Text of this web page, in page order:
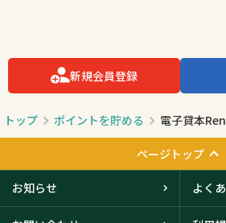
新規会員登録
トップ ポイントを貯める 電子貸本
ページトップ
お知らせ よく